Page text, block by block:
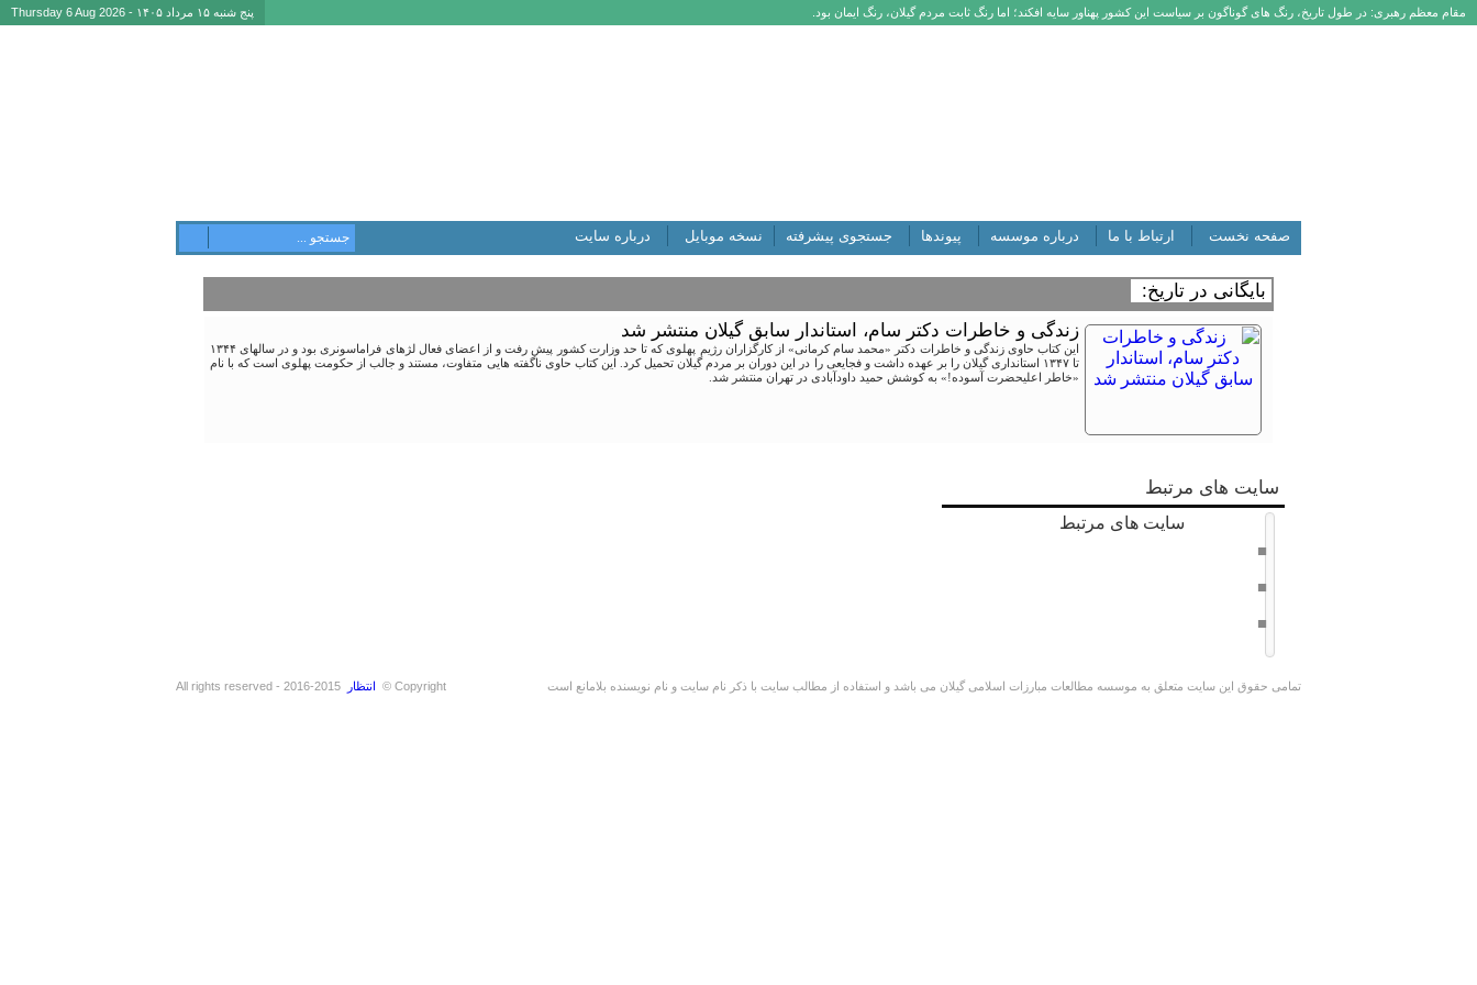
مقام معظم رهبری: در طول تاریخ، رنگ های گوناگون بر سیاست این کشور پهناور سایه افکند؛ اما رنگ ثابت مردم گیلان، رنگ ایمان بود. پنج شنبه ۱۵ مرداد ۱۴۰۵ - Thursday 6 Aug 2026
صفحه نخست ارتباط با ما درباره موسسه پیوندها جستجوی پیشرفته نسخه موبایل درباره سایت
بایگانی در تاریخ:
زندگی و خاطرات دکتر سام، استاندار سابق گیلان منتشر شد
این کتاب حاوی زندگی و خاطرات دکتر «محمد سام کرمانی» از کارگزاران رژیم پهلوی که تا حد وزارت کشور پیش رفت و از اعضای فعال لژهای فراماسونری بود و در سالهای ۱۳۴۴
تا ۱۳۴۷ استانداری گیلان را بر عهده داشت و فجایعی را در این دوران بر مردم گیلان تحمیل کرد. این کتاب حاوی ناگفته هایی متفاوت، مستند و جالب از حکومت پهلوی است که با نام
«خاطر اعلیحضرت آسوده!» به کوشش حمید داودآبادی در تهران منتشر شد.
سایت های مرتبط
سایت های مرتبط
تمامی حقوق این سایت متعلق به موسسه مطالعات مبارزات اسلامی گیلان می باشد و استفاده از مطالب سایت با ذکر نام سایت و نام نویسنده بلامانع است Copyright © انتظار